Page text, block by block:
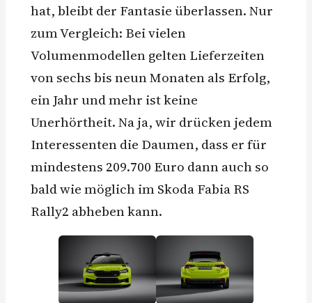
hat, bleibt der Fantasie überlassen. Nur
zum Vergleich: Bei vielen
Volumenmodellen gelten Lieferzeiten
von sechs bis neun Monaten als Erfolg,
ein Jahr und mehr ist keine
Unerhörtheit. Na ja, wir drücken jedem
Interessenten die Daumen, dass er für
mindestens 209.700 Euro dann auch so
bald wie möglich im Skoda Fabia RS
Rally2 abheben kann.